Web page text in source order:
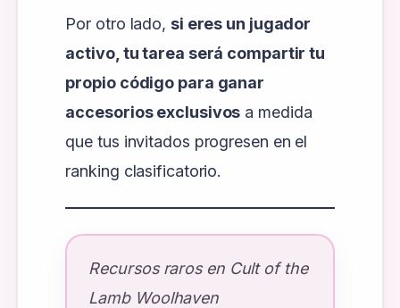
Por otro lado, si eres un jugador
activo, tu tarea será compartir tu
propio código para ganar
accesorios exclusivos a medida
que tus invitados progresen en el
ranking clasificatorio.
Recursos raros en Cult of the
Lamb Woolhaven